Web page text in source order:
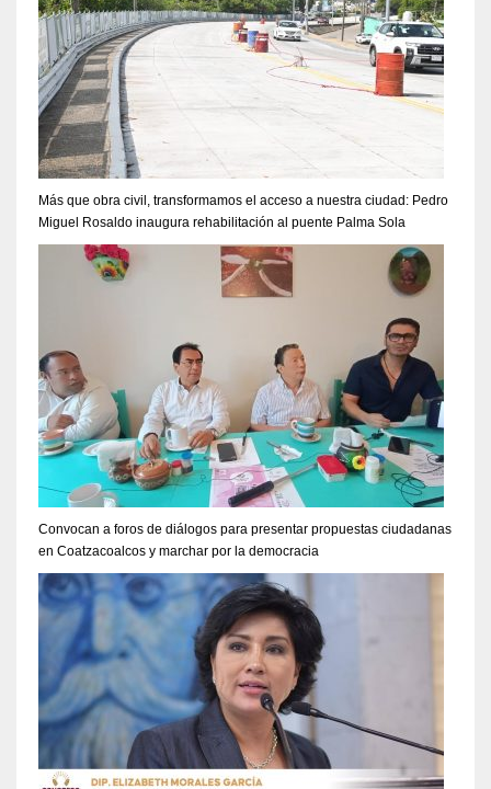
Más que obra civil, transformamos el acceso a nuestra ciudad: Pedro
Miguel Rosaldo inaugura rehabilitación al puente Palma Sola
Convocan a foros de diálogos para presentar propuestas ciudadanas
en Coatzacoalcos y marchar por la democracia